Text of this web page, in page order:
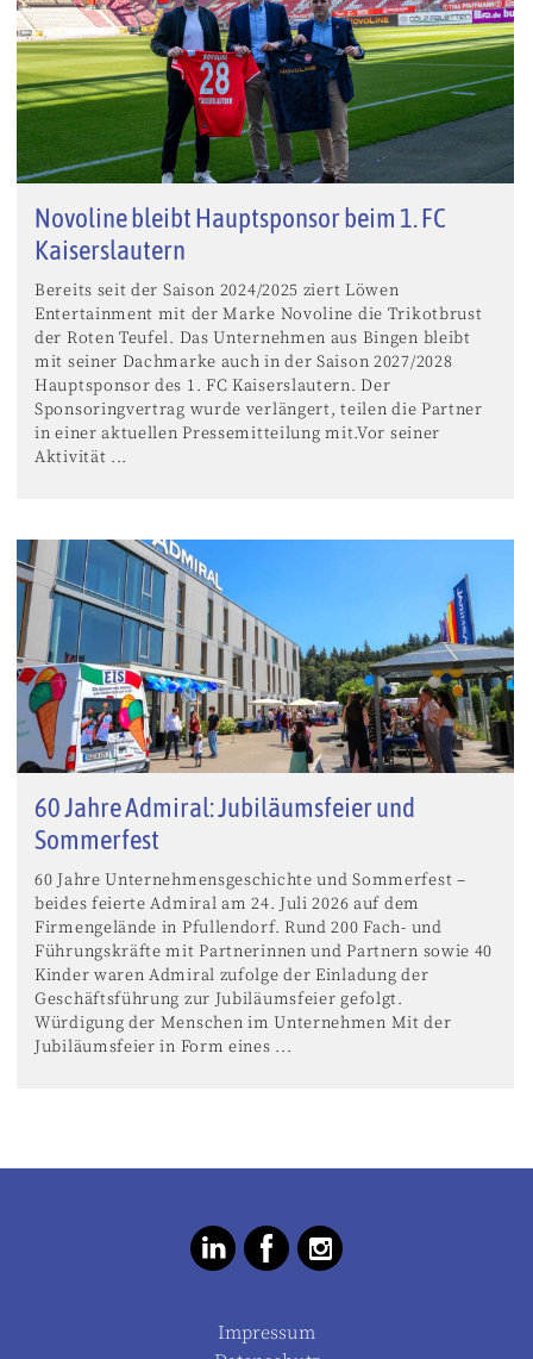
Novoline bleibt Hauptsponsor beim 1. FC
Kaiserslautern
Bereits seit der Saison 2024/2025 ziert Löwen
Entertainment mit der Marke Novoline die Trikotbrust
der Roten Teufel. Das Unternehmen aus Bingen bleibt
mit seiner Dachmarke auch in der Saison 2027/2028
Hauptsponsor des 1. FC Kaiserslautern. Der
Sponsoringvertrag wurde verlängert, teilen die Partner
in einer aktuellen Pressemitteilung mit.Vor seiner
Aktivität ...
60 Jahre Admiral: Jubiläumsfeier und
Sommerfest
60 Jahre Unternehmensgeschichte und Sommerfest –
beides feierte Admiral am 24. Juli 2026 auf dem
Firmengelände in Pfullendorf. Rund 200 Fach- und
Führungskräfte mit Partnerinnen und Partnern sowie 40
Kinder waren Admiral zufolge der Einladung der
Geschäftsführung zur Jubiläumsfeier gefolgt.
Würdigung der Menschen im Unternehmen Mit der
Jubiläumsfeier in Form eines ...
Impressum